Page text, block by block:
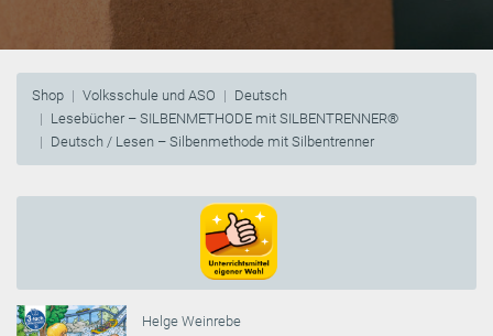
Shop Volksschule und ASO
Deutsch
Lesebücher – SILBENMETHODE mit SILBENTRENNER®
Deutsch / Lesen – Silbenmethode mit Silbentrenner
Helge Weinrebe